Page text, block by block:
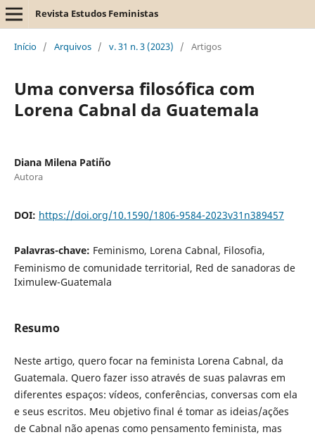
Revista Estudos Feministas
Início / Arquivos / v. 31 n. 3 (2023) / Artigos
Uma conversa filosófica com
Lorena Cabnal da Guatemala
Diana Milena Patiño
Autora
DOI: https://doi.org/10.1590/1806-9584-2023v31n389457
Palavras-chave: Feminismo, Lorena Cabnal, Filosofia,
Feminismo de comunidade territorial, Red de sanadoras de
Iximulew-Guatemala
Resumo
Neste artigo, quero focar na feminista Lorena Cabnal, da
Guatemala. Quero fazer isso através de suas palavras em
diferentes espaços: vídeos, conferências, conversas com ela
e seus escritos. Meu objetivo final é tomar as ideias/ações
de Cabnal não apenas como pensamento feminista, mas